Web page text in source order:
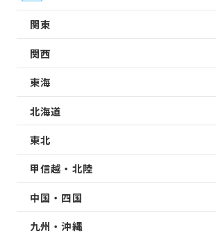
関東
関西
東海
北海道
東北
甲信越・北陸
中国・四国
九州・沖縄